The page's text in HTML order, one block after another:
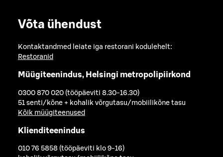
Võta ühendust
Kontaktandmed leiate iga restorani kodulehelt:
Restoranid
Müügiteenindus, Helsingi metropolipiirkond
0300 870 020 (tööpäeviti 8.30-16.30)
51 senti/kõne + kohalik võrgutasu/mobiilikõne tasu
Kõik müügiteenused
Klienditeenindus
010 76 5858 (tööpäeviti klo 9-16)